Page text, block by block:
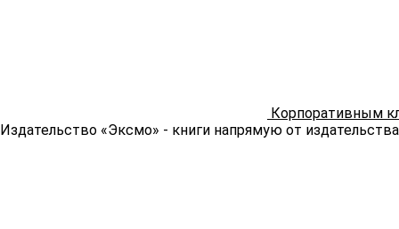
Корпоративным
Издательство «Эксмо» - книги напрямую от издательства